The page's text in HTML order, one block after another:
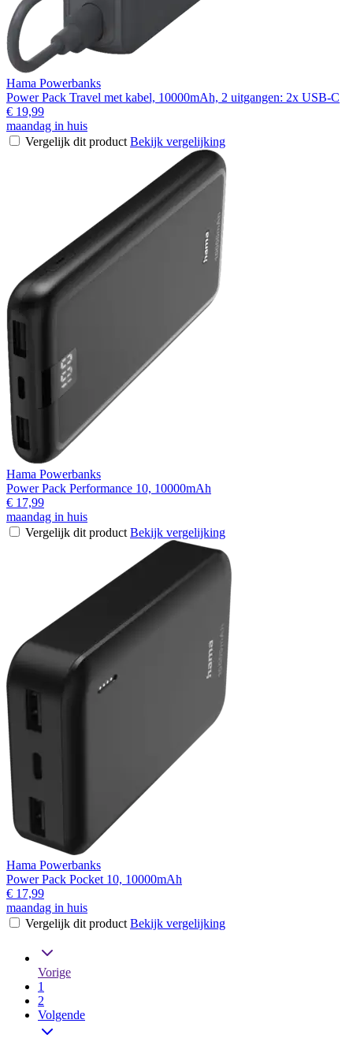
Hama Powerbanks
Power Pack Travel met kabel, 10000mAh, 2 uitgangen: 2x USB-C
€ 19,99
maandag in huis
Vergelijk dit product Bekijk vergelijking
Hama Powerbanks
Power Pack Performance 10, 10000mAh
€ 17,99
maandag in huis
Vergelijk dit product Bekijk vergelijking
Hama Powerbanks
Power Pack Pocket 10, 10000mAh
€ 17,99
maandag in huis
Vergelijk dit product Bekijk vergelijking
Vorige
1
2
Volgende